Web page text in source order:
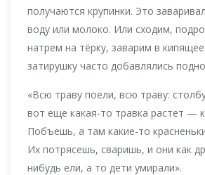
получаются крупинки. Это
воду или молоко. Или сходим,
натрем на тёрку, заварим в
затирушку часто добавлялись
«Всю траву поели, всю траву:
вот еще какая-то травка растет —
Побъешь, а там какие-то
Их потрясешь, сваришь, и они как
нибудь ели, а то дети умирали».